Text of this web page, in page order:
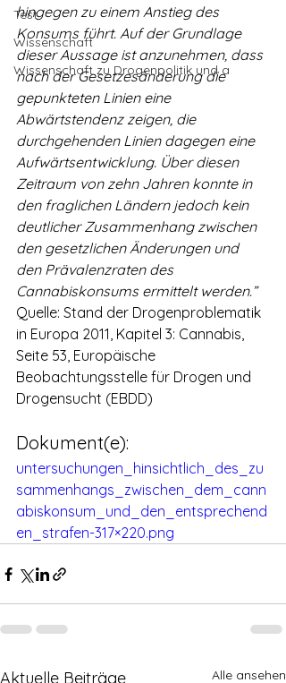
Test
Wissenschaft
Wissenschaft zu Drogenpolitik und a
hingegen zu einem Anstieg des
Konsums führt. Auf der Grundlage
dieser Aussage ist anzunehmen, dass
nach der Gesetzesänderung die
gepunkteten Linien eine
Abwärtstendenz zeigen, die
durchgehenden Linien dagegen eine
Aufwärtsentwicklung. Über diesen
Zeitraum von zehn Jahren konnte in
den fraglichen Ländern jedoch kein
deutlicher Zusammenhang zwischen
den gesetzlichen Änderungen und
den Prävalenzraten des
Cannabiskonsums ermittelt werden.”
Quelle: Stand der Drogenproblematik
in Europa 2011, Kapitel 3: Cannabis,
Seite 53, Europäische
Beobachtungsstelle für Drogen und
Drogensucht (EBDD)
Dokument(e):
untersuchungen_hinsichtlich_des_zu
sammenhangs_zwischen_dem_cann
abiskonsum_und_den_entsprechend
en_strafen-317×220.png
Aktuelle Beiträge Alle ansehen